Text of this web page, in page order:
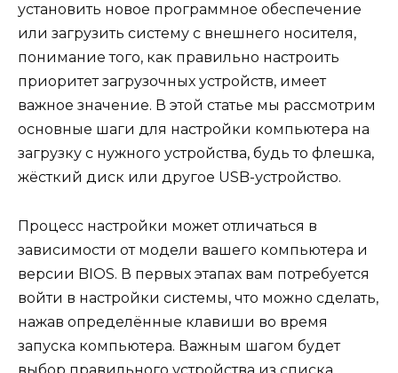
установить новое программное обеспечение
или загрузить систему с внешнего носителя,
понимание того, как правильно настроить
приоритет загрузочных устройств, имеет
важное значение. В этой статье мы рассмотрим
основные шаги для настройки компьютера на
загрузку с нужного устройства, будь то флешка,
жёсткий диск или другое USB-устройство.
Процесс настройки может отличаться в
зависимости от модели вашего компьютера и
версии BIOS. В первых этапах вам потребуется
войти в настройки системы, что можно сделать,
нажав определённые клавиши во время
запуска компьютера. Важным шагом будет
выбор правильного устройства из списка,